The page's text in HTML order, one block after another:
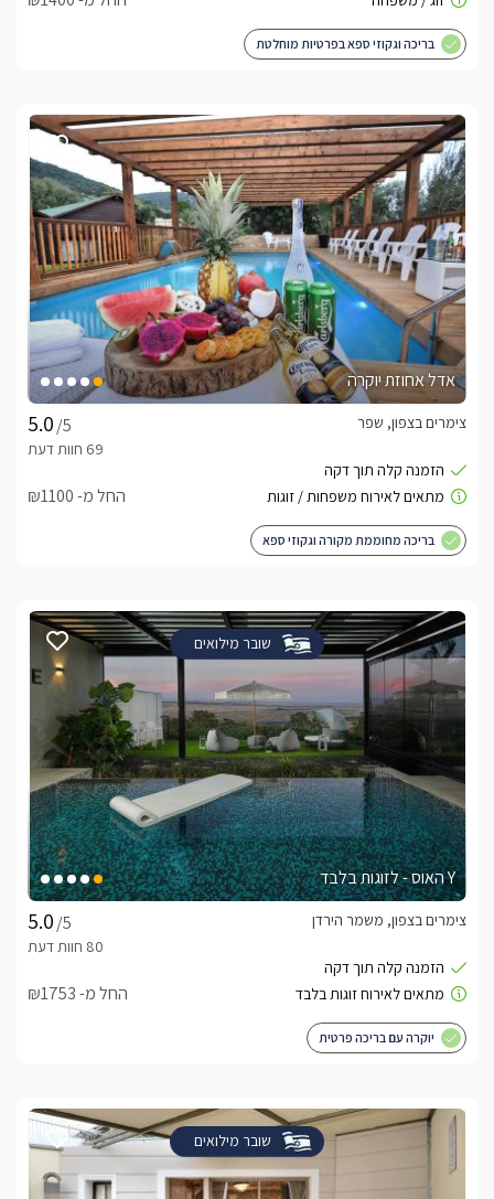
בריכה וגקוזי ספא בפרטיות מוחלטת
אדל אחוזת יוקרה
/5
צימרים בצפון, שפר
החל מ- ₪1100
בריכה מחוממת מקורה וגקוזי ספא
שובר מילואים
Y האוס - לזוגות בלבד
/5
צימרים בצפון, משמר הירדן
החל מ- ₪1753
יוקרה עם בריכה פרטית
שובר מילואים